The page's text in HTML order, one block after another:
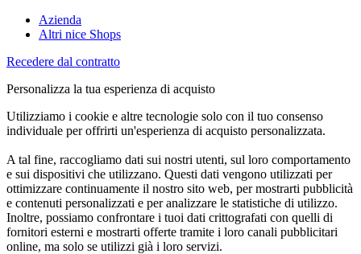
Azienda
Altri nice Shops
Recedere dal contratto
Personalizza la tua esperienza di acquisto
Utilizziamo i cookie e altre tecnologie solo con il tuo consenso
individuale per offrirti un'esperienza di acquisto personalizzata.
A tal fine, raccogliamo dati sui nostri utenti, sul loro comportamento
e sui dispositivi che utilizzano. Questi dati vengono utilizzati per
ottimizzare continuamente il nostro sito web, per mostrarti pubblicità
e contenuti personalizzati e per analizzare le statistiche di utilizzo.
Inoltre, possiamo confrontare i tuoi dati crittografati con quelli di
fornitori esterni e mostrarti offerte tramite i loro canali pubblicitari
online, ma solo se utilizzi già i loro servizi.